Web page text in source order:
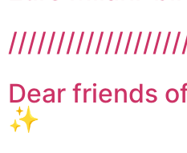
Dear friends
✨